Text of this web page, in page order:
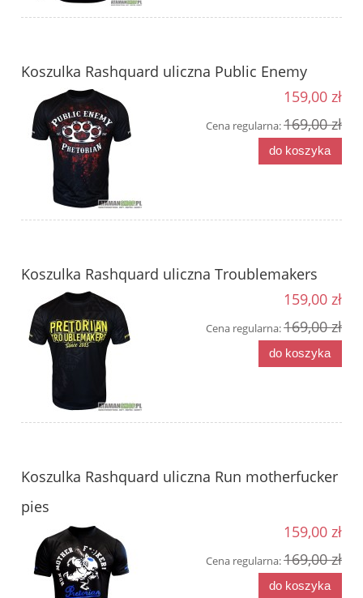
Koszulka Rashquard uliczna Public Enemy
159,00 zł
Cena regularna:169,00 zł
do koszyka
Koszulka Rashquard uliczna Troublemakers
159,00 zł
Cena regularna:169,00 zł
do koszyka
Koszulka Rashquard uliczna Run motherfucker
pies
159,00 zł
Cena regularna:169,00 zł
do koszyka